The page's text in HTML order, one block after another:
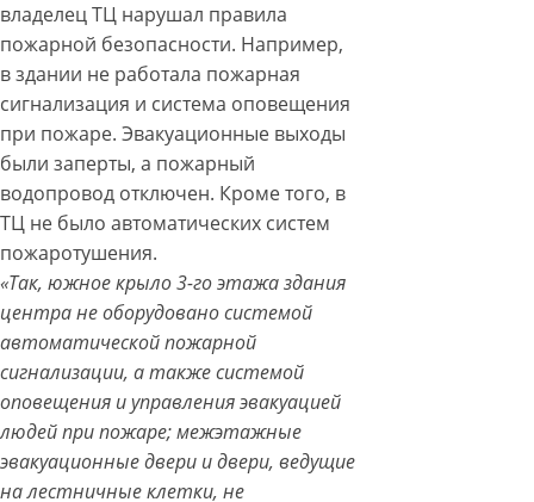
владелец ТЦ нарушал правила
пожарной безопасности. Например,
в здании не работала пожарная
сигнализация и система оповещения
при пожаре. Эвакуационные выходы
были заперты, а пожарный
водопровод отключен. Кроме того, в
ТЦ не было автоматических систем
пожаротушения.
«Так, южное крыло 3-го этажа здания
центра не оборудовано системой
автоматической пожарной
сигнализации, а также системой
оповещения и управления эвакуацией
людей при пожаре; межэтажные
эвакуационные двери и двери, ведущие
на лестничные клетки, не